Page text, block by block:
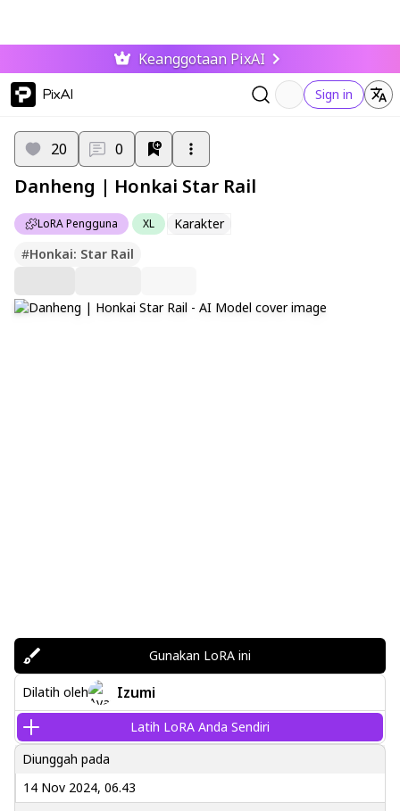
Keanggotaan PixAI
PixAI Sign in
LoRA Pengguna XL Karakter
20 0
Danheng | Honkai Star Rail
#Honkai: Star Rail
Gunakan LoRA ini
Dilatih oleh Izumi
Latih LoRA Anda Sendiri
Diunggah pada
14 Nov 2024, 06.43